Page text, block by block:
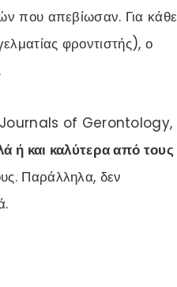
που απεβίωσαν. Για κάθε
φροντιστής), ο
Journals of Gerontology,
ή και καλύτερα από τους
Παράλληλα, δεν